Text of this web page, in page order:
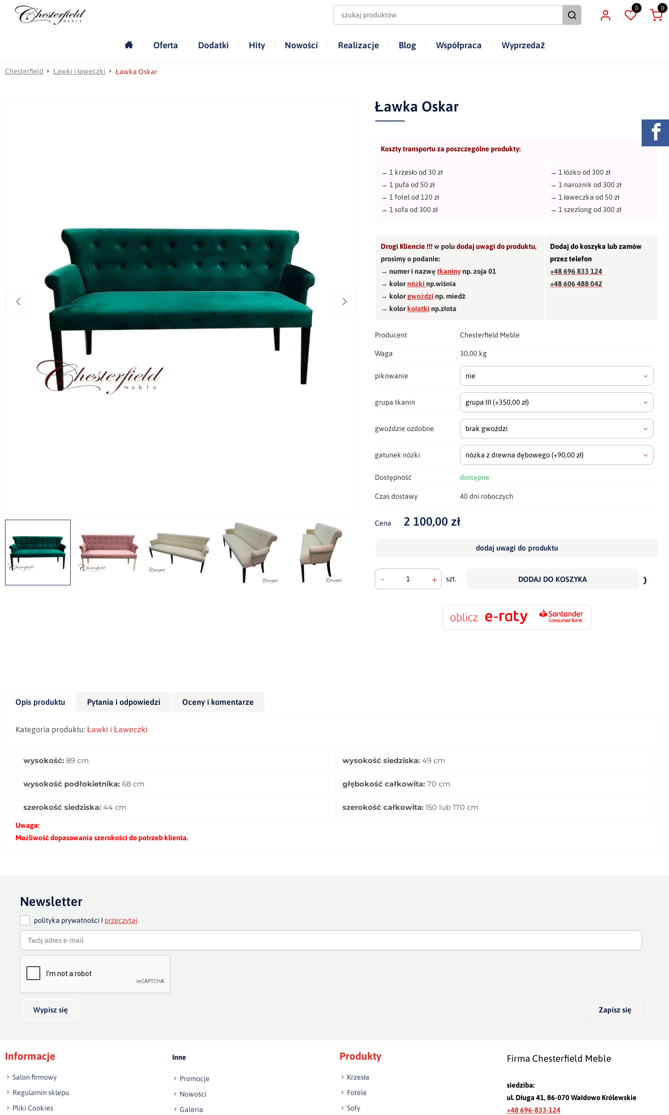
0 0
Oferta Dodatki Hity Nowości Realizacje Blog Współpraca Wyprzedaż
Chesterfield Ławki i ławeczki Ławka Oskar
Ławka Oskar
Koszty transportu za poszczególne produkty:
→1 krzesło od 30 zł
→1 pufa od 50 zł
→ 1 fotel od 120 zł
→1 sofa od 300 zł
→1 łóżko od 300 zł
→1 narożnik od 300 zł
→1 ławeczka od 50 zł
→1 szezlong od 300 zł
Drogi Kliencie !!!w poludodaj uwagi do produktu,
prosimy o podanie:
→ numer i nazwętkaninynp. zoja 01
→ kolornóżkinp.wiśnia
→ kolorgwożdzi np. miedź
→ kolorkołatki np.złota
Dodaj do koszyka lub zamów
przez telefon
+48 696 833 124
+48 606 488 042
Producent Chesterfield Meble
Waga 30,00 kg
pikowanie nie
grupa tkanin grupa III(+350,00 zł)
gwoździe ozdobne brak gwoździ
gatunek nóżki nóżka z drewna dębowego(+90,00 zł)
Dostępność dostępne
Czas dostawy 40 dni roboczych
Cena 2 100,00 zł
dodaj uwagi do produktu
- + szt. DODAJ DO KOSZYKA
do
Opis produktu Pytania i odpowiedzi Oceny i komentarze
Kategoria produktu: Ławki i Ławeczki
wysokość: 89 cm wysokość siedziska: 49 cm
wysokość podłokietnika: 68 cm głębokość całkowita: 70 cm
szerokość siedziska: 44 cm szerokość całkowita: 150 lub 170 cm
Uwaga:
Możliwość dopasowania szerokości do potrzeb klienta.
Newsletter
polityka prywatności I przeczytaj
Wypisz się Zapisz się
Informacje
Salon firmowy
Regulamin sklepu
Pliki Cookies
Inne
Promocje
Nowości
Galeria
Produkty
Krzesła
Fotele
Sofy
Firma Chesterfield Meble
siedziba:
ul. Długa 41, 86-070 Wałdowo Królewskie
+48 696-833-124